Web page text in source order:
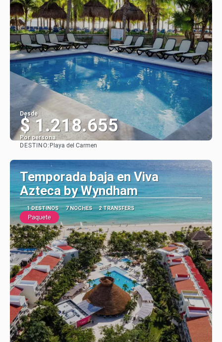
Desde
$ 1.218.655
Por persona
DESTINO: Playa del Carmen
Temporada baja en Viva
Azteca by Wyndham
1 DESTINOS 7 NOCHES 2 TRANSFERS
Paquete